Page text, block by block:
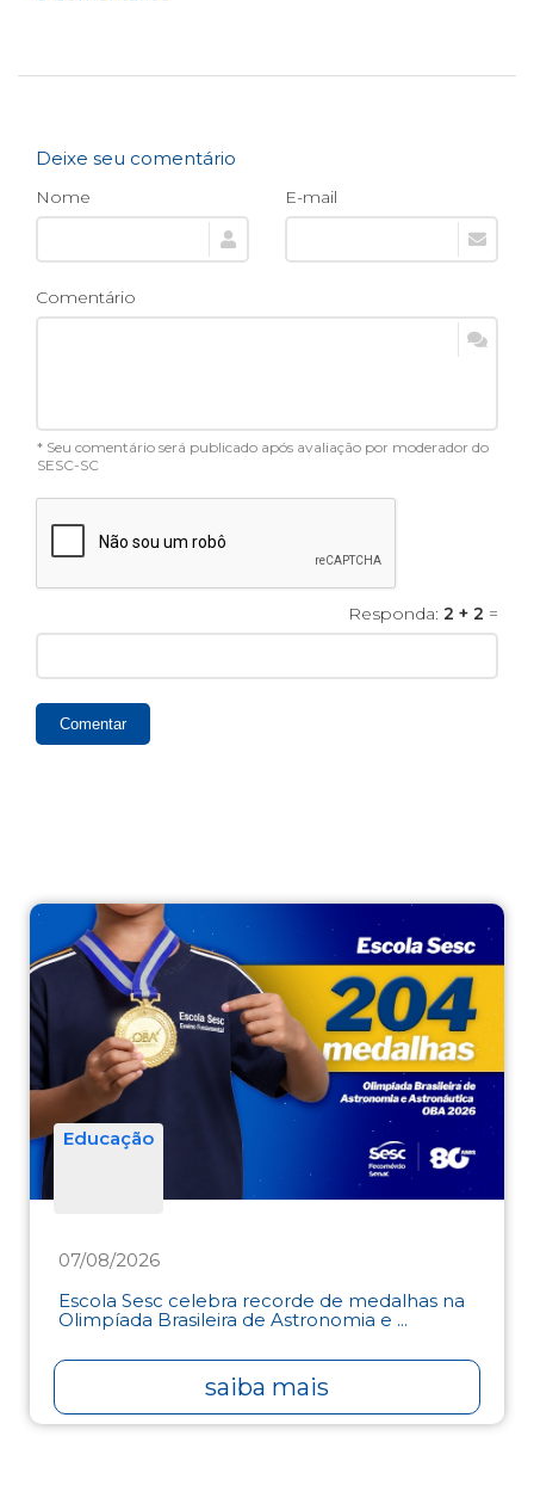
Deixe seu comentário
Nome E-mail
Comentário
* Seu comentário será publicado após avaliação por moderador do
SESC-SC
Responda: 2 + 2 =
Comentar
Educação
07/08/2026
Escola Sesc celebra recorde de medalhas na
Olimpíada Brasileira de Astronomia e ...
saiba mais